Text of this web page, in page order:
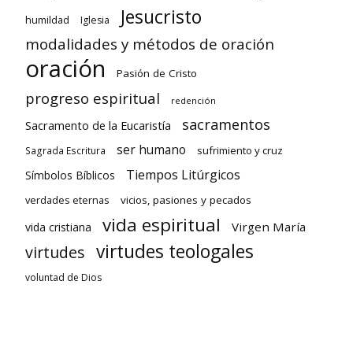
humildad Iglesia Jesucristo
modalidades y métodos de oración
oración Pasión de Cristo
progreso espiritual redención
Sacramento de la Eucaristía sacramentos
Sagrada Escritura ser humano sufrimiento y cruz
Símbolos Bíblicos Tiempos Litúrgicos
verdades eternas vicios, pasiones y pecados
vida cristiana vida espiritual Virgen María
virtudes virtudes teologales
voluntad de Dios